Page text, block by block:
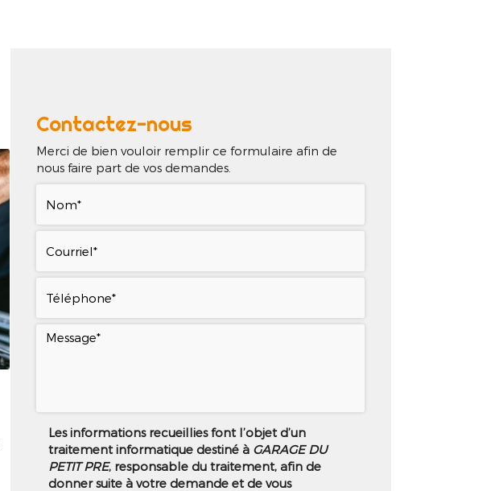
Contactez-nous
Merci de bien vouloir remplir ce formulaire afin de
nous faire part de vos demandes.
Les informations recueillies font l’objet d’un
traitement informatique destiné àGARAGE DU
PETIT PRE, responsable du traitement, afin de
donner suite à votre demande et de vous